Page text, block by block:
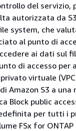
del servizio,
autorizzata da
system, che
al punto di
ai dati sul
di accesso per
virtuale
Amazon S3 a una
Block public
per tutti i
FSx for